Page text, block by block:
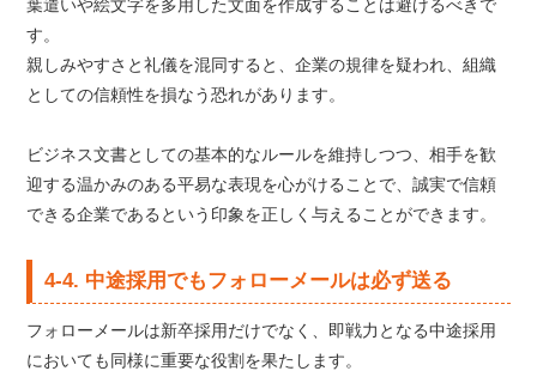
葉遣いや絵文字を多用した文面を作成することは避けるべきで
す。
親しみやすさと礼儀を混同すると、企業の規律を疑われ、組織
としての信頼性を損なう恐れがあります。
ビジネス文書としての基本的なルールを維持しつつ、相手を歓
迎する温かみのある平易な表現を心がけることで、誠実で信頼
できる企業であるという印象を正しく与えることができます。
4-4. 中途採用でもフォローメールは必ず送る
フォローメールは新卒採用だけでなく、即戦力となる中途採用
においても同様に重要な役割を果たします。